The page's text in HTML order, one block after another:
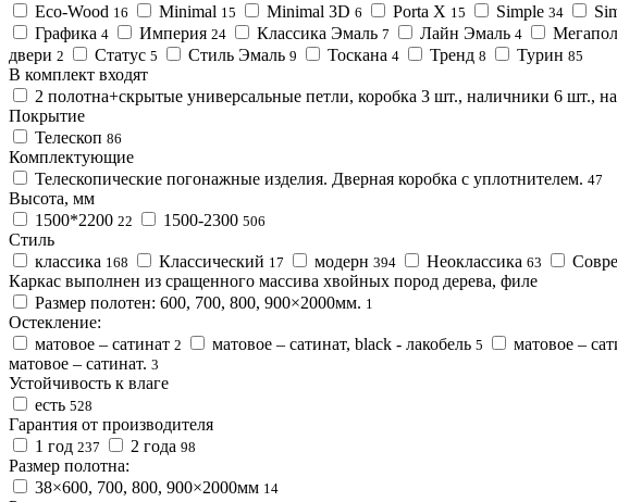
Eco-Wood 16 Minimal 15 Minimal 3D 6 Porta X 15 Simple 34
Графика 4 Империя 24 Классика Эмаль 7 Лайн Эмаль 4
двери 2 Статус 5 Стиль Эмаль 9 Тоскана 4 Тренд 8 Турин 85
В комплект входят
2 полотна+скрытые универсальные петли, коробка 3 шт., наличники 6 шт.,
Покрытие
Телескоп 86
Комплектующие
Телескопические погонажные изделия. Дверная коробка с уплотнителем. 47
Высота, мм
1500*2200 22 1500-2300 506
Стиль
классика 168 Классический 17 модерн 394 Неоклассика 63
Каркас выполнен из сращенного массива хвойных пород дерева, филе
Размер полотен: 600, 700, 800, 900×2000мм. 1
Остекление:
матовое – сатинат 2 матовое – сатинат, black - лакобель 5 матовое –
матовое – сатинат. 3
Устойчивость к влаге
есть 528
Гарантия от производителя
1 год 237 2 года 98
Размер полотна:
38×600, 700, 800, 900×2000мм 14